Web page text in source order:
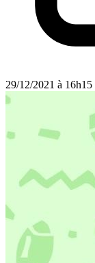
29/12/2021 à 16h15